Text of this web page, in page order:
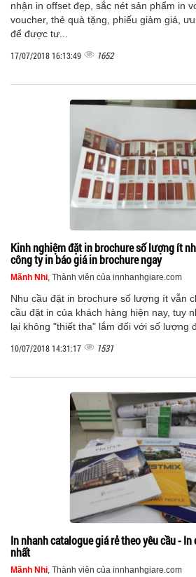
nhận in offset đẹp, sắc nét sản phẩm in
voucher, thẻ quà tặng, phiếu giảm giá,
để được tư...
17/07/2018 16:13:49 1652
Kinh nghiệm đặt in brochure số lượng ít
công ty in báo giá in brochure ngay
Mãnh Nhi, Thành viên của innhanhgiare.com
Nhu cầu đặt in brochure số lượng ít vẫn
cầu đặt in của khách hàng hiện nay, tuy
lại không "thiết tha" lắm đối với số lượng
10/07/2018 14:31:17 1531
In nhanh catalogue giá rẻ theo yêu cầu -
nhất
Mãnh Nhi, Thành viên của innhanhgiare.com